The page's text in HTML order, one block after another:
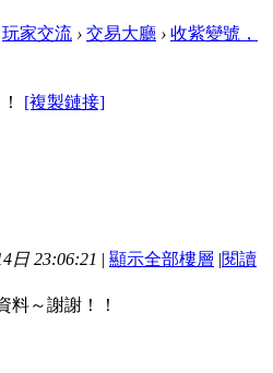
玩家交流 › 交易大廳 › 收紫變號，
[複製鏈接]
日 23:06:21 | 顯示全部樓層 |閱讀
料～謝謝！！